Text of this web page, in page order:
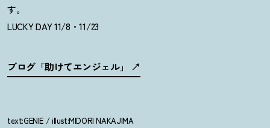
す。
LUCKY DAY 11/8・11/23
ブログ「助けてエンジェル」
text:GENIE / illust:MIDORI NAKAJIMA